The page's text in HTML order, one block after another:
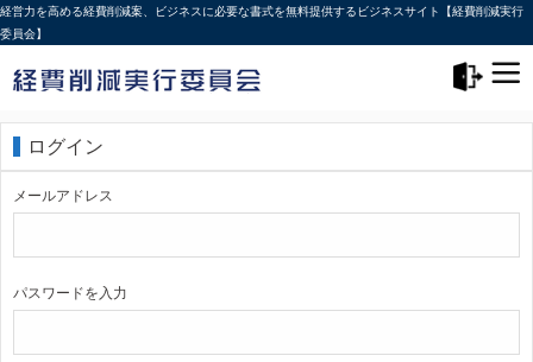
経営力を高める経費削減案、ビジネスに必要な書式を無料提供するビジネスサイト【経費削減実行
委員会】
ログイン
メールアドレス
パスワードを入力